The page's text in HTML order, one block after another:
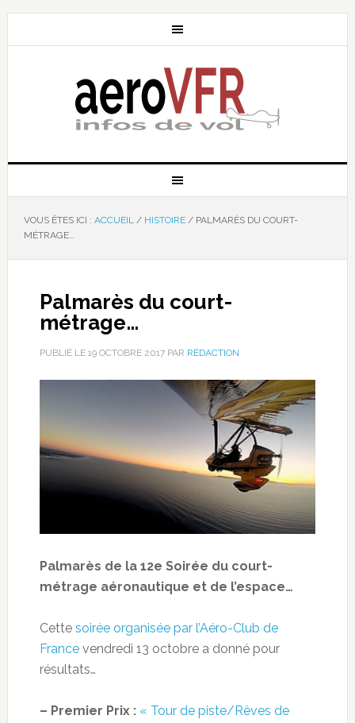
VOUS ÊTES ICI : ACCUEIL / HISTOIRE /PALMARÈS DU COURT-
MÉTRAGE…
Palmarès du court-
métrage…
PUBLIÉ LE 19 OCTOBRE 2017PAR RÉDACTION
Palmarès de la 12e Soirée du court-
métrage aéronautique et de l’espace…
Cette soirée organisée par l’Aéro-Club de
Francevendredi 13 octobre a donné pour
résultats…
– Premier Prix : « Tour de piste/Rêves de